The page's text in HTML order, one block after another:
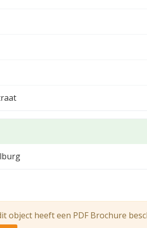
van het object zijn ruim
object heeft een PDF Brochure